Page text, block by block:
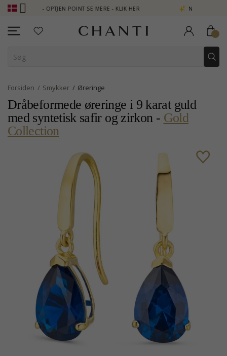
OPTJEN POINT SE MERE - KLIK HER NEW COLLECTION | AURA
Forsiden Smykker Øreringe
Dråbeformede øreringe i 9 karat guld
med syntetisk safir og zirkon - Gold
Collection